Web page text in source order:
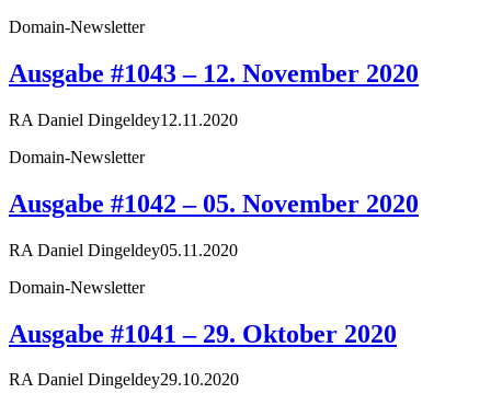
Domain-Newsletter
Ausgabe #1043 – 12. November 2020
RA Daniel Dingeldey12.11.2020
Domain-Newsletter
Ausgabe #1042 – 05. November 2020
RA Daniel Dingeldey05.11.2020
Domain-Newsletter
Ausgabe #1041 – 29. Oktober 2020
RA Daniel Dingeldey29.10.2020